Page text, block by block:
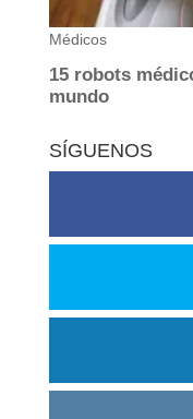
SÍGUENOS